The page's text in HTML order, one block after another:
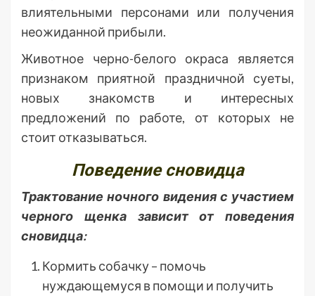
влиятельными персонами или получения
неожиданной прибыли.
Животное черно-белого окраса является
признаком приятной праздничной суеты,
новых знакомств и интересных
предложений по работе, от которых не
стоит отказываться.
Поведение сновидца
Трактование ночного видения с участием
черного щенка зависит от поведения
сновидца:
Кормить собачку – помочь
нуждающемуся в помощи и получить